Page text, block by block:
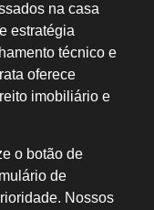
na casa
estratégia
técnico e
oferece
imobiliário e
o botão de
de
Nossos